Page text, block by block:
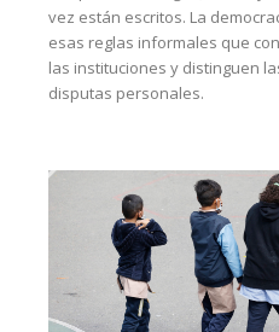
vez están escritos. La
esas reglas informales que
las instituciones y distinguen
disputas personales.